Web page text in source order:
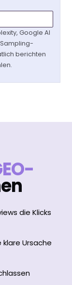
Google AI
berichten
die Klicks
Ursache